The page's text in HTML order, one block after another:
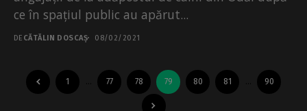
ce în spațiul public au apărut...
DE CĂTĂLIN DOSCAȘ 08/02/2021
1 77 78 79 80 81 90